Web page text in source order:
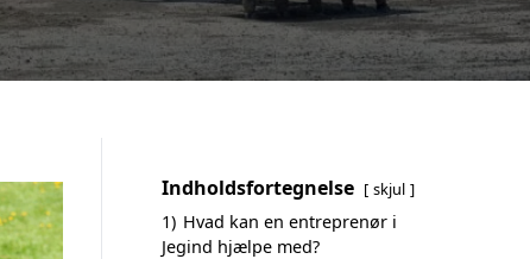
Indholdsfortegnelse skjul
1) Hvad kan en entreprenør i
Jegind hjælpe med?